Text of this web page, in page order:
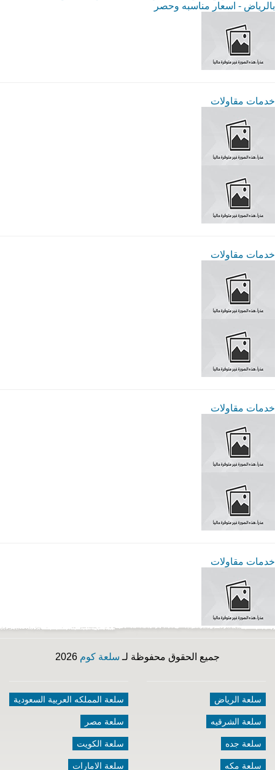
بالرياض - اسعار مناسبه وحصر
خدمات مقاولات
خدمات مقاولات
خدمات مقاولات
خدمات مقاولات
جميع الحقوق محفوظة لـ سلعة كوم
سلعة الرياض
سلعة الشرقيه
سلعة جده
سلعة مكه
سلعة المملكه العربية السعودية
سلعة مصر
سلعة الكويت
سلعة الامارات